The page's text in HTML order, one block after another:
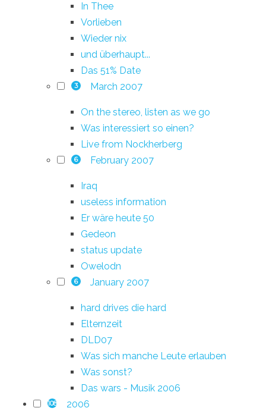
In Thee
Vorlieben
Wieder nix
und überhaupt...
Das 51% Date
3 March 2007
On the stereo, listen as we go
Was interessiert so einen?
Live from Nockherberg
6 February 2007
Iraq
useless information
Er wäre heute 50
Gedeon
status update
Owelodn
6 January 2007
hard drives die hard
Elternzeit
DLD07
Was sich manche Leute erlauben
Was sonst?
Das wars - Musik 2006
108 2006